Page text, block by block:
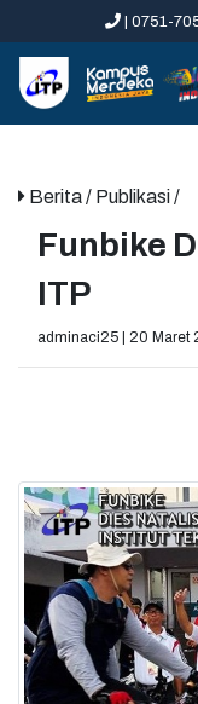
| 0751-
Berita/ Publikasi /
Funbike
ITP
adminaci25 | 20 Maret